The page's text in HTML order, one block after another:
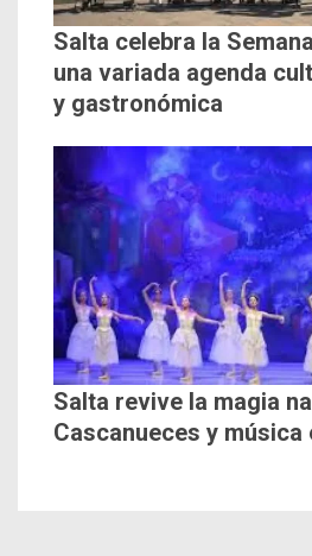
Salta celebra la
una variada agenda
y gastronómica
Salta revive la magia
Cascanueces y música